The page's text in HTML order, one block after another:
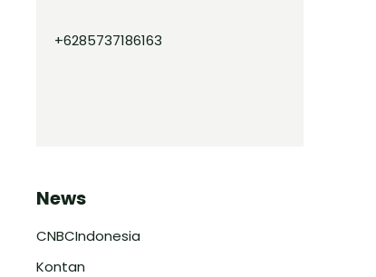
+6285737186163
News
CNBCIndonesia
Kontan